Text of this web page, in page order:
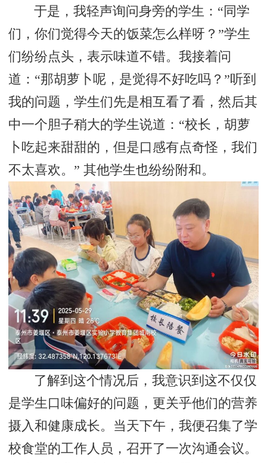
于是，我轻声询问身旁的学生：“同学
们，你们觉得今天的饭菜怎么样呀？”学生
们纷纷点头，表示味道不错。我接着问
道：“那胡萝卜呢，是觉得不好吃吗？”听到
我的问题，学生们先是相互看了看，然后其
中一个胆子稍大的学生说道：“校长，胡萝
卜吃起来甜甜的，但是口感有点奇怪，我们
不太喜欢。” 其他学生也纷纷附和。
了解到这个情况后，我意识到这不仅仅
是学生口味偏好的问题，更关乎他们的营养
摄入和健康成长。当天下午，我便召集了学
校食堂的工作人员，召开了一次沟通会议。